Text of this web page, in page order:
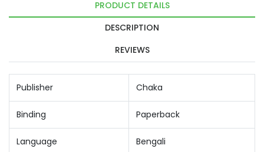
PRODUCT DETAILS
DESCRIPTION
REVIEWS
Publisher Chaka
Binding Paperback
Language Bengali